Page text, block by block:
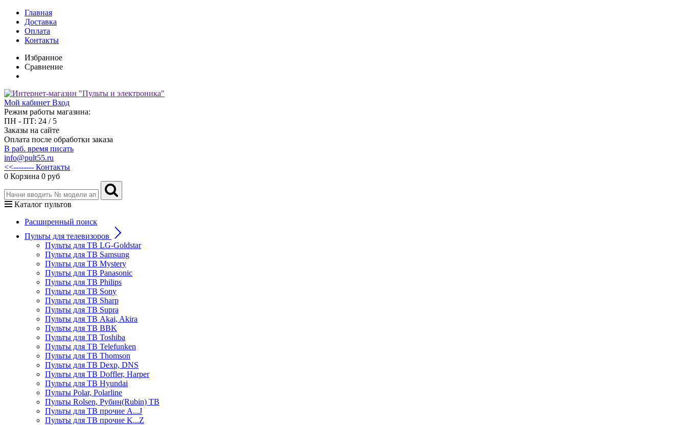
Главная
Доставка
Оплата
Контакты
Избранное
Сравнение
Мой кабинет Вход
Режим работы магазина:
ПН - ПТ: 24 / 5
Заказы на сайте
Оплата после обработки заказа
В раб. время писать
info@pult55.ru
<<-------- Контакты
0 Корзина 0 руб
Каталог пультов
Расширенный поиск
Пульты для телевизоров
Пульты для ТВ LG-Goldstar
Пульты для ТВ Samsung
Пульты для ТВ Mystery
Пульты для ТВ Panasonic
Пульты для ТВ Philips
Пульты для ТВ Sony
Пульты для ТВ Sharp
Пульты для ТВ Supra
Пульты для ТВ Akai, Akira
Пульты для ТВ BBK
Пульты для ТВ Toshiba
Пульты для ТВ Telefunken
Пульты для ТВ Thomson
Пульты для ТВ Dexp, DNS
Пульты для ТВ Doffler, Harper
Пульты для ТВ Hyundai
Пульты Polar, Polarline
Пульты Rolsen, Рубин(Rubin) ТВ
Пульты для ТВ прочие A...J
Пульты для ТВ прочие K...Z